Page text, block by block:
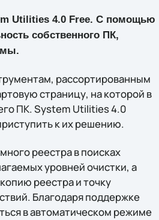
Utilities 4.0 Free. С помощью
собственного ПК,
рассортированным
страницу, на которой в
ПК. System Utilities 4.0
к их решению.
реестра в поисках
уровней очистки, а
реестра и точку
Благодаря поддержке
в автоматическом режиме